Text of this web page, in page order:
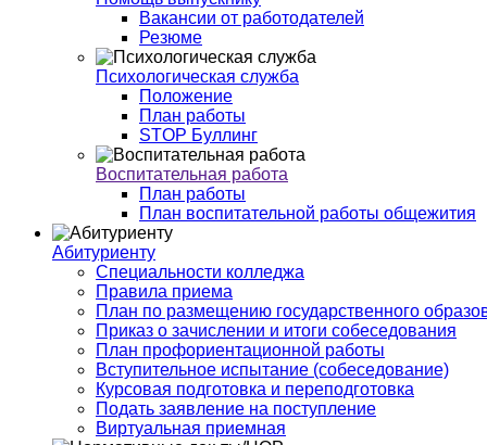
Вакансии от работодателей
Резюме
Психологическая служба
Положение
План работы
STOP Буллинг
Воспитательная работа
План работы
План воспитательной работы общежития
Абитуриенту
Специальности колледжа
Правила приема
План по размещению государственного
Приказ о зачислении и итоги собеседования
План профориентационной работы
Вступительное испытание (собеседование)
Курсовая подготовка и переподготовка
Подать заявление на поступление
Виртуальная приемная